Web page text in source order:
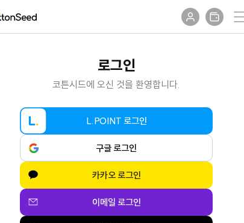
로그인
코튼시드에 오신 것을 환영합니다.
L.POINT 로그인
구글 로그인
카카오 로그인
이메일 로그인